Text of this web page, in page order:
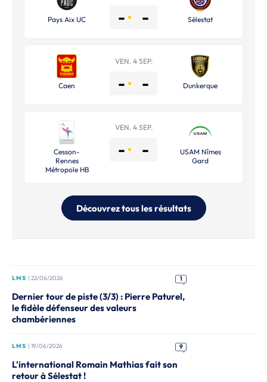
Pays Aix UC - - Sélestat
Caen
VEN. 4 SEP.
- - Dunkerque
Cesson-
Rennes
Métropole HB
VEN. 4 SEP.
- -
USAM Nîmes
Gard
Découvrez tous les résultats
LMS | 22/06/2026 1
Dernier tour de piste (3/3) : Pierre Paturel,
le fidèle défenseur des valeurs
chambériennes
LMS | 19/06/2026 9
L'international Romain Mathias fait son
retour à Sélestat !